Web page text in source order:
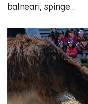
balneari, spinge…